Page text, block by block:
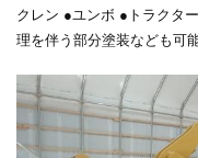
クレン ●ユンボ ●トラクタ
理を伴う部分塗装なども可能